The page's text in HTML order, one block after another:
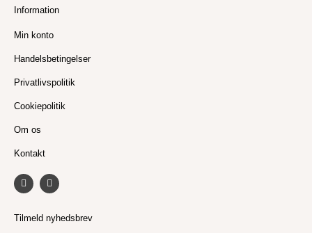
Information
Min konto
Handelsbetingelser
Privatlivspolitik
Cookiepolitik
Om os
Kontakt
F
a
b
I
n
a
g
Tilmeld nyhedsbrev